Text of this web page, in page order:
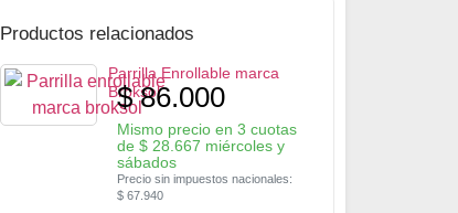
Productos relacionados
Parrilla Enrollable marca
Broksol
$86.000
Mismo precio en 3 cuotas
de$ 28.667 miércoles y
sábados
Precio sin impuestos nacionales:
$ 67.940